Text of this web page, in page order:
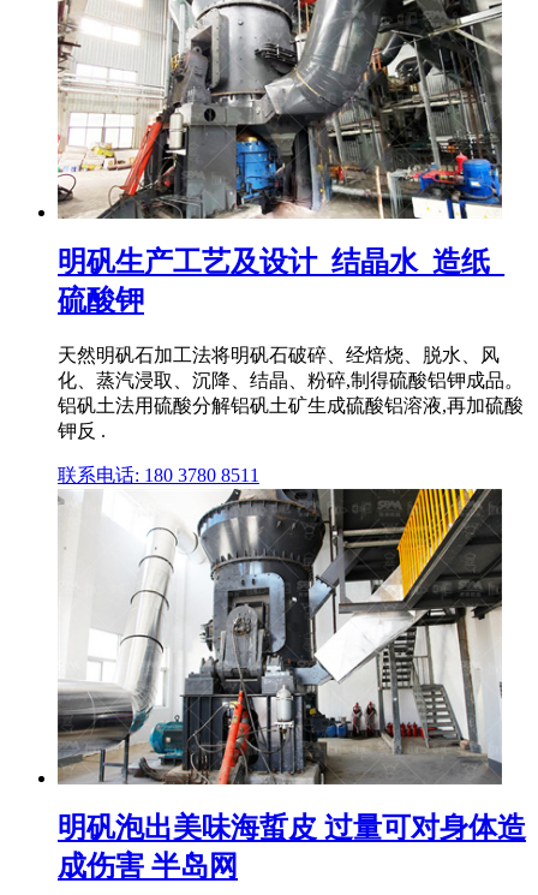
明矾生产工艺及设计_结晶水_造纸_
硫酸钾
天然明矾石加工法将明矾石破碎、经焙烧、脱水、风
化、蒸汽浸取、沉降、结晶、粉碎,制得硫酸铝钾成品。
铝矾土法用硫酸分解铝矾土矿生成硫酸铝溶液,再加硫酸
钾反 .
联系电话: 180 3780 8511
明矾泡出美味海蜇皮 过量可对身体造
成伤害 半岛网